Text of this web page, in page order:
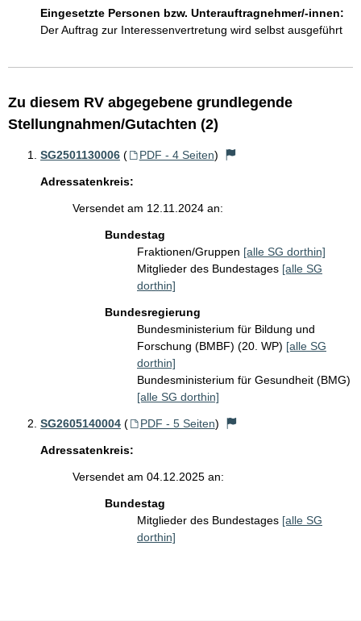
Eingesetzte Personen bzw. Unterauftragnehmer/-innen:
Der Auftrag zur Interessenvertretung wird selbst ausgeführt
Zu diesem RV abgegebene grundlegende
Stellungnahmen/Gutachten (2)
SG2501130006 ( PDF - 4 Seiten)
Adressatenkreis:
Versendet am 12.11.2024 an:
Bundestag
Fraktionen/Gruppen [alle SG dorthin]
Mitglieder des Bundestages [alle SG
dorthin]
Bundesregierung
Bundesministerium für Bildung und
Forschung (BMBF) (20. WP) [alle SG
dorthin]
Bundesministerium für Gesundheit (BMG)
[alle SG dorthin]
SG2605140004 ( PDF - 5 Seiten)
Adressatenkreis:
Versendet am 04.12.2025 an:
Bundestag
Mitglieder des Bundestages [alle SG
dorthin]